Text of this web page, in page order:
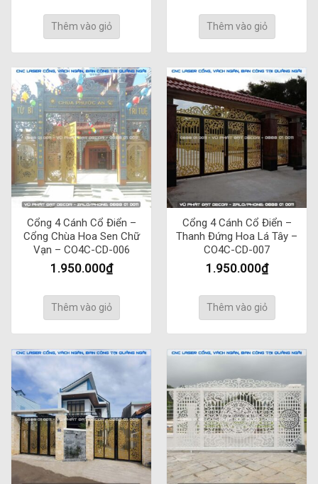
Thêm vào giỏ Thêm vào giỏ
Cổng 4 Cánh Cổ Điển –
Cổng Chùa Hoa Sen Chữ
Vạn – CO4C-CD-006
1.950.000₫
Thêm vào giỏ
Cổng 4 Cánh Cổ Điển –
Thanh Đứng Hoa Lá Tây –
CO4C-CD-007
1.950.000₫
Thêm vào giỏ